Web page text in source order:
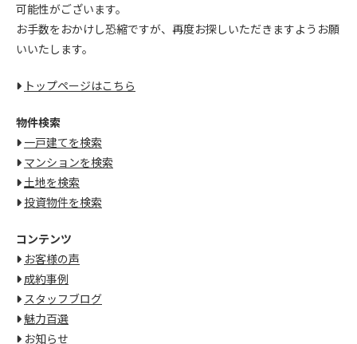
可能性がございます。
お手数をおかけし恐縮ですが、再度お探しいただきますようお願
いいたします。
トップページはこちら
物件検索
一戸建てを検索
マンションを検索
土地を検索
投資物件を検索
コンテンツ
お客様の声
成約事例
スタッフブログ
魅力百選
お知らせ